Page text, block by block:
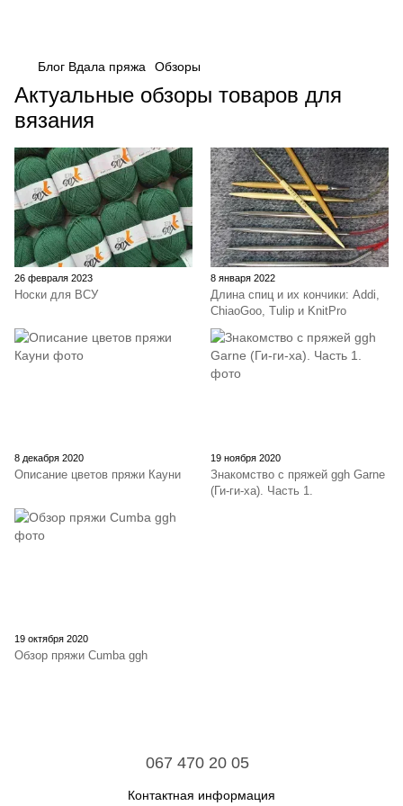
Блог Вдала пряжа Обзоры
Актуальные обзоры товаров для
вязания
26 февраля 2023
Носки для ВСУ
8 января 2022
Длина спиц и их кончики: Addi,
ChiaoGoo, Tulip и KnitPro
8 декабря 2020
Описание цветов пряжи Кауни
19 ноября 2020
Знакомство с пряжей ggh Garne
(Ги-ги-ха). Часть 1.
19 октября 2020
Обзор пряжи Cumba ggh
067 470 20 05
Контактная информация